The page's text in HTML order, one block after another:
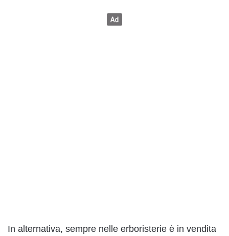
In alternativa, sempre nelle erboristerie è in vendita